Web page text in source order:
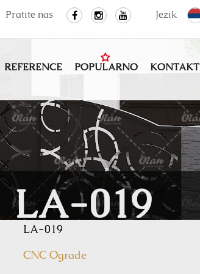
Jezik
Pratite nas
REFERENCE POPULARNO KONTAKT
LA-019
LA-019
CNC Ograde